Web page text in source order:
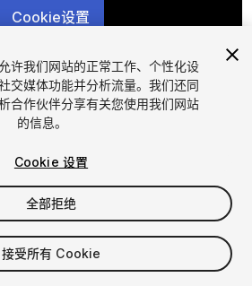
Cookie设置
1/39
许我们网站的正常工作、个性化设
交媒体功能并分析流量。我们还同
合作伙伴分享有关您使用我们网站
的信息。
Cookie 设置
全部拒绝
接受所有 Cookie